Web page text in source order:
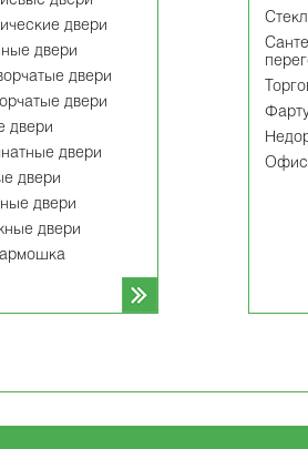
двери
двери
двери
двери
двери
двери
двери
двери
двери